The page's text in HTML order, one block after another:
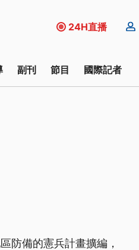
24H直播
副刊 節目 國際記者
防備的憲兵計畫擴編，